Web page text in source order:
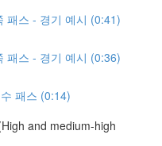
패스 - 경기 예시 (0:41)
패스 - 경기 예시 (0:36)
패스 (0:14)
and medium-high